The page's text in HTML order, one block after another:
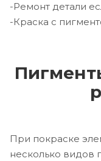
-Ремонт детали
-Краска с
При покраске
несколько видов